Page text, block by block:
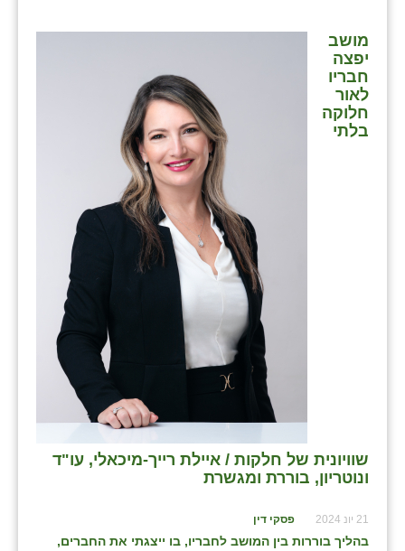
מושב
יפצה
חבריו
לאור
חלוקה
בלתי
שוויונית של חלקות / איילת רייך-מיכאלי, עו"ד
ונוטריון, בוררת ומגשרת
21 יונ 2024 פסקי דין
בהליך בוררות בין המושב לחבריו, בו ייצגתי את החברים,